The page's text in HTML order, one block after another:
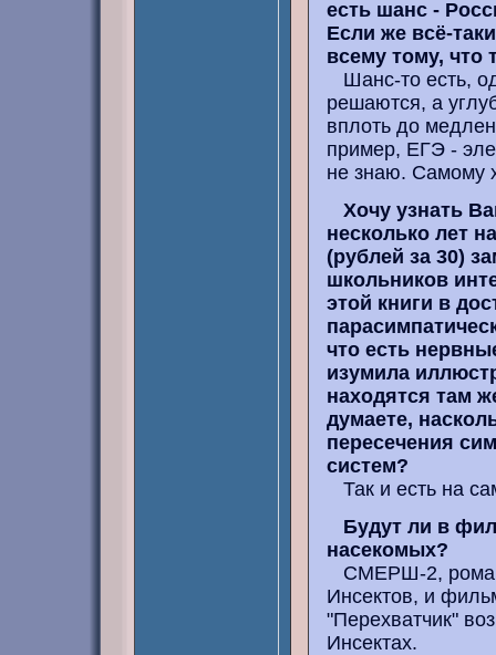
есть шанс -
Если же всё-
всему тому,
Шанс-то есть,
решаются, а
вплоть до
пример, ЕГЭ -
не знаю. Самому
Хочу узнать
несколько лет
(рублей за 30)
школьников
этой книги в
что есть
изумила
находятся там
думаете,
пересечения
систем?
Так и есть на
Будут ли в
насекомых?
СМЕРШ-2,
Инсектов, и
"Перехватчик"
Инсектах.